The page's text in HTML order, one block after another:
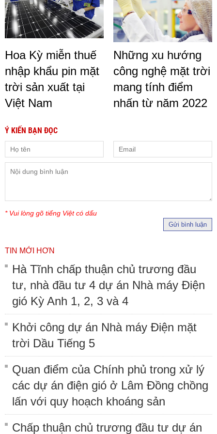
Hoa Kỳ miễn thuế
nhập khẩu pin mặt
trời sản xuất tại
Việt Nam
Những xu hướng
công nghệ mặt trời
mang tính điểm
nhấn từ năm 2022
Ý KIẾN BẠN ĐỌC
* Vui lòng gõ tiếng Việt có dấu
Gửi bình luận
TIN MỚI HƠN
Hà Tĩnh chấp thuận chủ trương đầu
tư, nhà đầu tư 4 dự án Nhà máy Điện
gió Kỳ Anh 1, 2, 3 và 4
Khởi công dự án Nhà máy Điện mặt
trời Dầu Tiếng 5
Quan điểm của Chính phủ trong xử lý
các dự án điện gió ở Lâm Đồng chồng
lấn với quy hoạch khoáng sản
Chấp thuận chủ trương đầu tư dự án